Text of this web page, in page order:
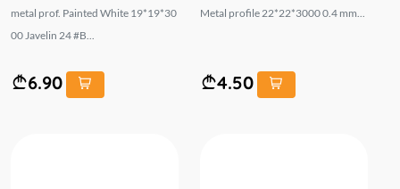
metal prof. Painted White 19*19*30
00 Javelin 24 #B...
6.90
Metal profile 22*22*3000 0.4 mm...
4.50